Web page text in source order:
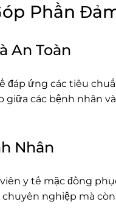
Phần
An Toàn
đáp ứng các tiêu
các bệnh nhân
Nhân
y tế mặc đồng
nghiệp mà